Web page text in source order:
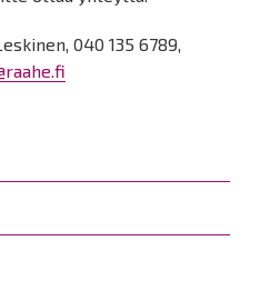
040 135 6789,